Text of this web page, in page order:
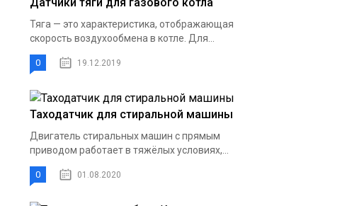
Тяга — это характеристика, отображающая
скорость воздухообмена в котле. Для...
0 19.12.2019
Таходатчик для стиральной машины
Двигатель стиральных машин с прямым
приводом работает в тяжёлых условиях,...
0 01.08.2020